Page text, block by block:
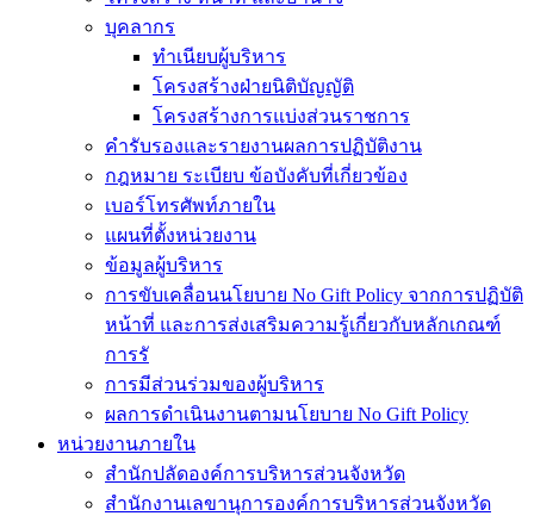
บุคลากร
ทำเนียบผู้บริหาร
โครงสร้างฝ่ายนิติบัญญัติ
โครงสร้างการแบ่งส่วนราชการ
คำรับรองและรายงานผลการปฏิบัติงาน
กฎหมาย ระเบียบ ข้อบังคับที่เกี่ยวข้อง
เบอร์โทรศัพท์ภายใน
แผนที่ตั้งหน่วยงาน
ข้อมูลผู้บริหาร
การขับเคลื่อนนโยบาย No Gift Policy จากการปฏิบัติ
หน้าที่ และการส่งเสริมความรู้เกี่ยวกับหลักเกณฑ์
การรั
การมีส่วนร่วมของผู้บริหาร
ผลการดำเนินงานตามนโยบาย No Gift Policy
หน่วยงานภายใน
สำนักปลัดองค์การบริหารส่วนจังหวัด
สำนักงานเลขานุการองค์การบริหารส่วนจังหวัด